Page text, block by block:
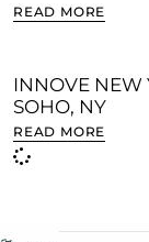
READ MORE
INNOVE NEW
SOHO, NY
READ MORE